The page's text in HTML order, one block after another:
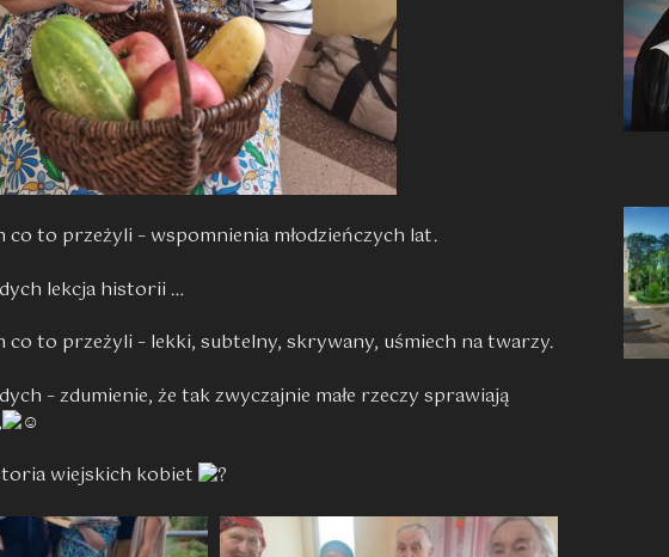
co to przeżyli – wspomnienia młodzieńczych lat.
lekcja historii …
co to przeżyli – lekki, subtelny, skrywany, uśmiech na twarzy.
– zdumienie, że tak zwyczajnie małe rzeczy sprawiają
wiejskich kobiet